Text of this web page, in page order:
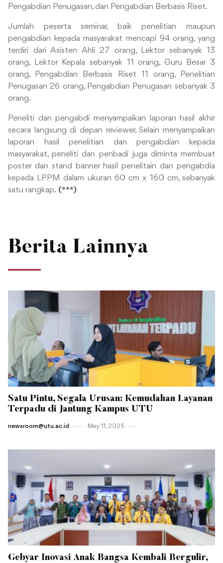
Pengabdian Penugasan, dan Pengabdian Berbasis Riset.
Jumlah peserta seminar, baik penelitian maupun
pengabdian kepada masyarakat mencapi 94 orang, yang
terdiri dari Asisten Ahli 27 orang, Lektor sebanyak 13
orang, Lektor Kepala sebanyak 11 orang, Guru Besar 3
orang, Pengabdian Berbasis Riset 11 orang, Penelitian
Penugasan 26 orang, Pengabdian Penugasan sebanyak 3
orang.
Peneliti dan pengabdi menyampaikan laporan hasil akhir
secara langsung di depan reviewer. Selain menyampaikan
laporan hasil penelitian dan pengabdian kepada
masyarakat, peneliti dan penbadi juga diminta membuat
poster dan stand banner hasil penelitain dan pengabdia
kepada LPPM dalam ukuran 60 cm x 160 cm, sebanyak
satu rangkap. (***)
Berita Lainnya
Satu Pintu, Segala Urusan: Kemudahan Layanan
Terpadu di Jantung Kampus UTU
newsroom@utu.ac.id May 11 , 2025
Gebyar Inovasi Anak Bangsa Kembali Bergulir,